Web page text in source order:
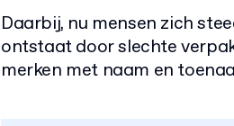
Daarbij, nu mensen zich
ontstaat door slechte
merken met naam en